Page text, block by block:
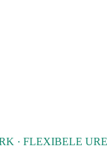
· FLEXIBELE